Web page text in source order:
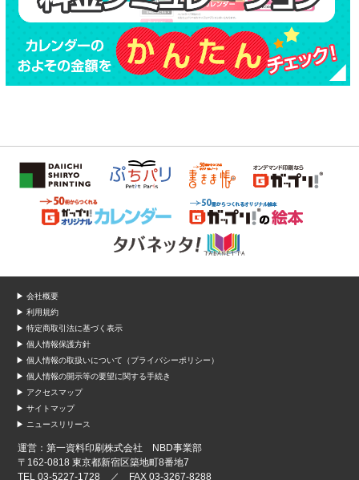
▶ 会社概要
▶ 利用規約
▶ 特定商取引法に基づく表示
▶ 個人情報保護方針
▶ 個人情報の取扱いについて（プライバシーポリシー）
▶ 個人情報の開示等の要望に関する手続き
▶ アクセスマップ
▶ サイトマップ
▶ ニュースリリース
運営：第一資料印刷株式会社 NBD事業部
〒162-0818 東京都新宿区築地町8番地7
TEL 03-5227-1728 ／ FAX 03-3267-8288